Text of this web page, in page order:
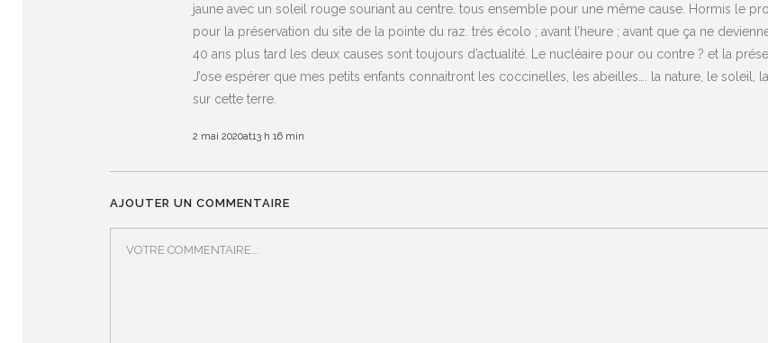
jaune avec un soleil rouge souriant au centre. tous ensemble pour une même cause. Hormis le
pour la préservation du site de la pointe du raz. très écolo ; avant l’heure ; avant que ça ne
40 ans plus tard les deux causes sont toujours d’actualité. Le nucléaire pour ou contre ? et la
J’ose espérer que mes petits enfants connaitront les coccinelles, les abeilles…. la nature, le soleil,
sur cette terre.
2 mai 2020at13 h 16 min
AJOUTER UN COMMENTAIRE